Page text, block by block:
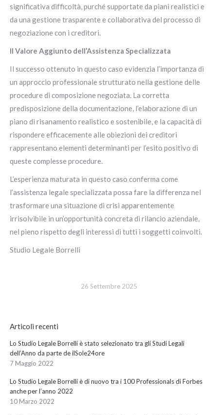
significativa difficoltà, purché supportate da piani realistici e
da una gestione trasparente e collaborativa del processo di
negoziazione con i creditori.
Il Valore Aggiunto dell’Assistenza Specializzata
Il successo ottenuto in questo caso evidenzia l’importanza di
un approccio professionale strutturato nella gestione delle
procedure di composizione negoziata. La corretta
predisposizione della documentazione, l’elaborazione di un
piano di risanamento realistico e sostenibile, e la capacità di
rispondere efficacemente alle obiezioni dei creditori
rappresentano elementi determinanti per l’esito positivo di
queste complesse procedure.
L’esperienza maturata in questo caso conferma come
l’assistenza legale specializzata possa fare la differenza nel
trasformare una situazione di crisi apparentemente
irrisolvibile in un’opportunità concreta di rilancio aziendale,
nel pieno rispetto degli interessi di tutti i soggetti coinvolti.
Studio Legale Borrelli
26 Settembre 2025
Articoli recenti
Lo Studio Legale Borrelli è stato selezionato tra gli Studi Legali
dell’Anno da parte de ilSole24ore
7 Maggio 2022
Lo Studio Legale Borrelli è di nuovo tra i 100 Professionals di Forbes
anche per l’anno 2022
10 Marzo 2022